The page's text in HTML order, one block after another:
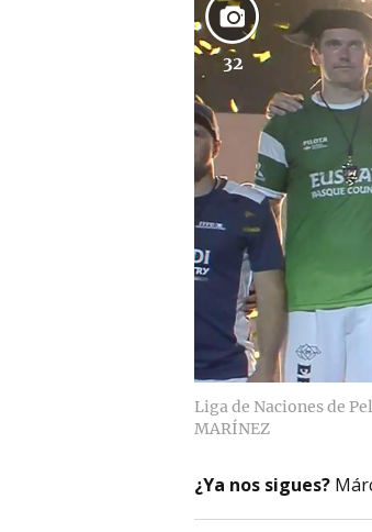
32
Liga de Naciones de
MARÍNEZ
¿Ya nos sigues?